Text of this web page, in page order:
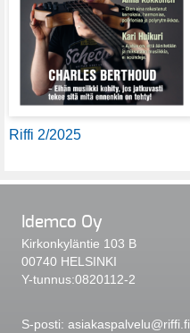
Riffi 2/2025
Idemco Oy
Kirkonkyläntie 103 B
00740 HELSINKI
Y-tunnus:0820112-2
S-posti: asiakaspalvelu@riffi.fi